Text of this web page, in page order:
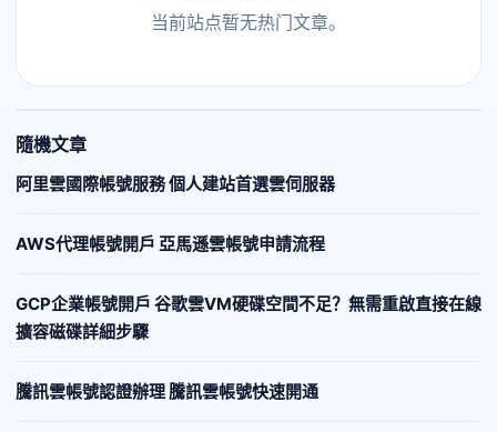
当前站点暂无热门文章。
隨機文章
阿里雲國際帳號服務 個人建站首選雲伺服器
AWS代理帳號開戶 亞馬遜雲帳號申請流程
GCP企業帳號開戶 谷歌雲VM硬碟空間不足？無需重啟直接在線
擴容磁碟詳細步驟
騰訊雲帳號認證辦理 騰訊雲帳號快速開通